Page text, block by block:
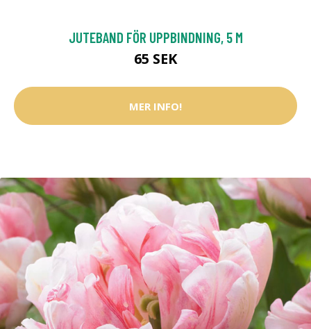
JUTEBAND FÖR UPPBINDNING, 5 M
65 SEK
MER INFO!